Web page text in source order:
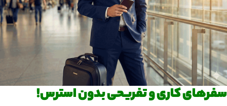
کاری و تفریحی بدون استرس!